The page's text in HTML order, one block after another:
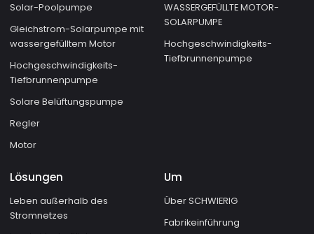
Solar-Poolpumpe
Gleichstrom-Solarpumpe mit
wassergefülltem Motor
Hochgeschwindigkeits-
Tiefbrunnenpumpe
Solare Belüftungspumpe
Regler
Motor
WASSERGEFÜLLTE MOTOR-
SOLARPUMPE
Hochgeschwindigkeits-
Tiefbrunnenpumpe
Lösungen
Leben außerhalb des
Stromnetzes
Um
Über SCHWIERIG
Fabrikeinführung